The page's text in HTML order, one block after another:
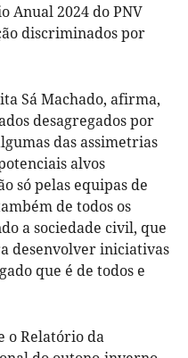
Anual 2024 do PNV
discriminados por
Sá Machado, afirma,
desagregados por
das assimetrias
alvos
só pelas equipas de
de todos os
a sociedade civil, que
desenvolver iniciativas
que é de todos e
o Relatório da